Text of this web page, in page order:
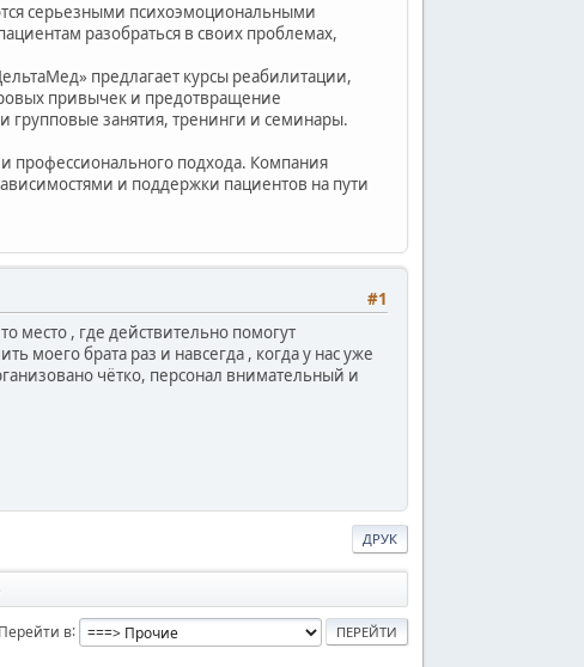
серьезными психоэмоциональными
разобраться в своих проблемах,
предлагает курсы реабилитации,
привычек и предотвращение
занятия, тренинги и семинары.
профессионального подхода. Компания
и поддержки пациентов на пути
#1
место , где действительно помогут
моего брата раз и навсегда , когда у нас уже
чётко, персонал внимательный и
ДРУК
Перейти в